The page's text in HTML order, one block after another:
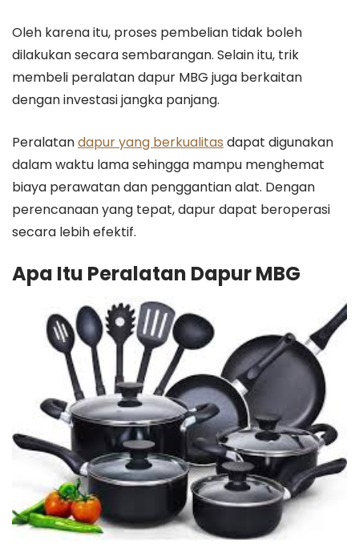
Oleh karena itu, proses pembelian tidak boleh
dilakukan secara sembarangan. Selain itu, trik
membeli peralatan dapur MBG juga berkaitan
dengan investasi jangka panjang.
Peralatandapur yang berkualitas dapat digunakan
dalam waktu lama sehingga mampu menghemat
biaya perawatan dan penggantian alat. Dengan
perencanaan yang tepat, dapur dapat beroperasi
secara lebih efektif.
Apa Itu Peralatan Dapur MBG